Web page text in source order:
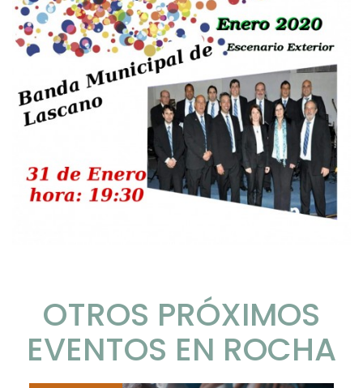
OTROS PRÓXIMOS
EVENTOS EN ROCHA